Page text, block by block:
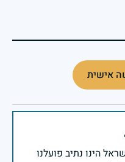
אישית
הינו נתיב פועלנו